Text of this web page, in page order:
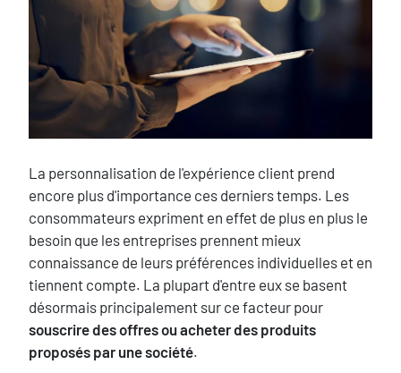
Texte
La personnalisation de l'expérience client prend
encore plus d'importance ces derniers temps. Les
consommateurs expriment en effet de plus en plus le
besoin que les entreprises prennent mieux
connaissance de leurs préférences individuelles et en
tiennent compte. La plupart d'entre eux se basent
désormais principalement sur ce facteur pour
souscrire des offres ou acheter des produits
proposés par une société.